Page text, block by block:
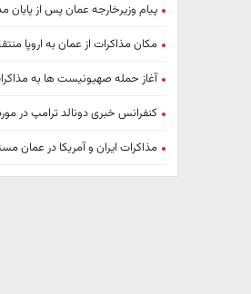
پیام وزیرخارجه عمان پس از پایان
مکان مذاکرات از عمان به اروپا
آغاز حمله صهیونیست ها به
کنفرانس خبری دونالد ترامپ در
مذاکرات ایران و آمریکا در عمان